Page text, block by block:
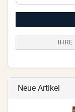
Neue Artikel